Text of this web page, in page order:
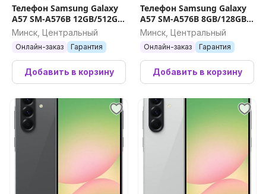
Телефон Samsung Galaxy
A57 SM-A576B 12GB/512GB
(голубой)
Минск, Центральный
Онлайн-заказ Гарантия
Добавить в корзину
Телефон Samsung Galaxy
A57 SM-A576B 8GB/128GB
(серый)
Минск, Центральный
Онлайн-заказ Гарантия
Добавить в корзину